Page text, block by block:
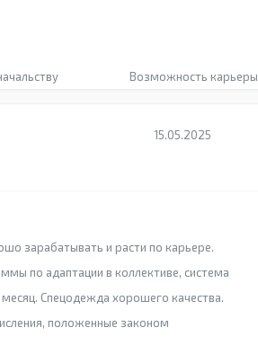
Возможность карьеры
15.05.2025
зарабатывать и расти по карьере.
по адаптации в коллективе, система
Спецодежда хорошего качества.
положенные законом